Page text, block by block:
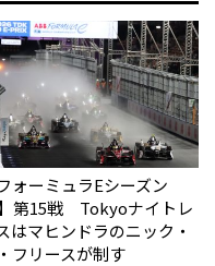
フォーミュラEシーズン
第15戦 Tokyoナイトレ
はマヒンドラのニック・
フリースが制す